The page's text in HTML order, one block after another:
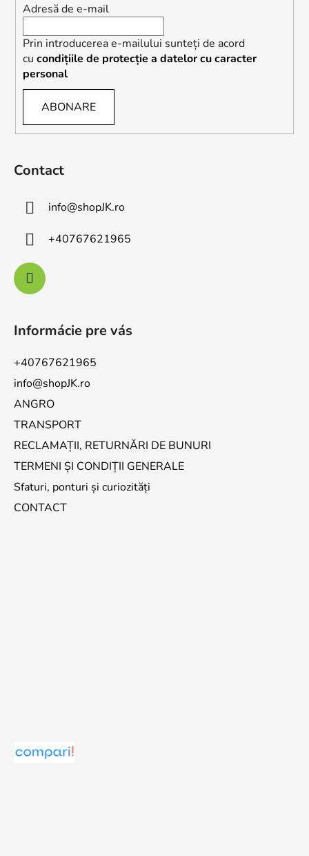
Adresă de e-mail
Prin introducerea e-mailului sunteți de acord
cu condițiile de protecție a datelor cu caracter
personal
ABONARE
Contact
info@shopJK.ro
+40767621965
Informácie pre vás
+40767621965
info@shopJK.ro
ANGRO
TRANSPORT
RECLAMAȚII, RETURNĂRI DE BUNURI
TERMENI ȘI CONDIȚII GENERALE
Sfaturi, ponturi și curiozități
CONTACT